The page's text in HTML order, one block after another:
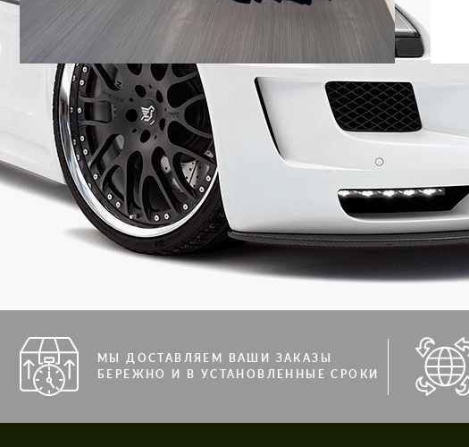
МЫ ДОСТАВЛЯЕМ ВАШИ ЗАКАЗЫ
БЕРЕЖНО И В УСТАНОВЛЕННЫЕ СРОКИ